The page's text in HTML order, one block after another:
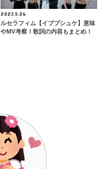
2023.5.26
ルセラフィム【イブプシュケ】意味
やMV考察！歌詞の内容もまとめ！